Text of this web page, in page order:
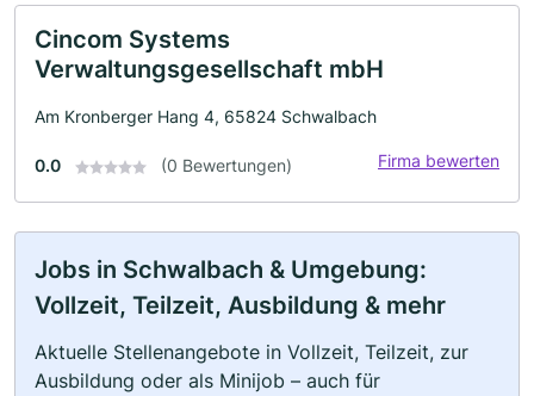
Cincom Systems
Verwaltungsgesellschaft mbH
Am Kronberger Hang 4, 65824 Schwalbach
0.0 (0 Bewertungen) Firma bewerten
Jobs in Schwalbach & Umgebung:
Vollzeit, Teilzeit, Ausbildung & mehr
Aktuelle Stellenangebote in Vollzeit, Teilzeit, zur
Ausbildung oder als Minijob – auch für